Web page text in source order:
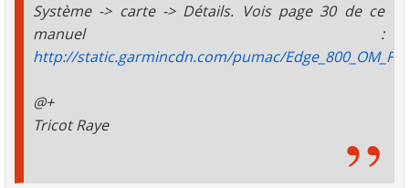
Système -> carte -> Détails. Vois page 30 de ce
manuel :
http://static.garmincdn.com/pumac/
@+
Tricot Raye